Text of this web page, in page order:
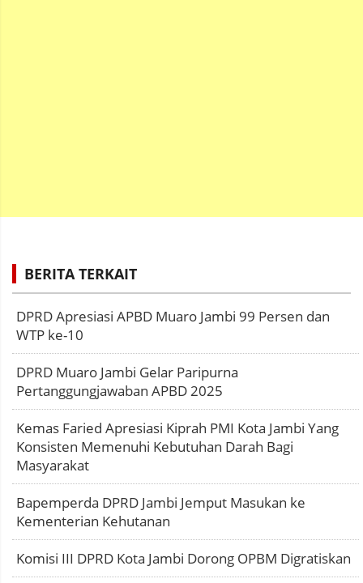
BERITA TERKAIT
DPRD Apresiasi APBD Muaro Jambi 99 Persen dan
WTP ke-10
DPRD Muaro Jambi Gelar Paripurna
Pertanggungjawaban APBD 2025
Kemas Faried Apresiasi Kiprah PMI Kota Jambi Yang
Konsisten Memenuhi Kebutuhan Darah Bagi
Masyarakat
Bapemperda DPRD Jambi Jemput Masukan ke
Kementerian Kehutanan
Komisi III DPRD Kota Jambi Dorong OPBM Digratiskan